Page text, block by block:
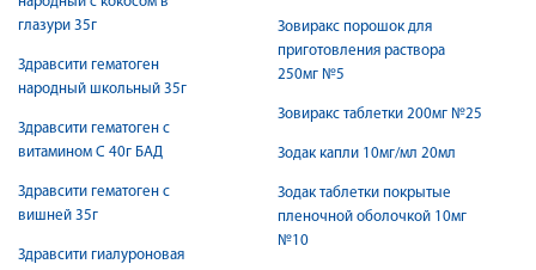
глазури 35г
Здравсити гематоген
народный школьный 35г
Здравсити гематоген с
витамином С 40г БАД
Здравсити гематоген с
вишней 35г
Здравсити гиалуроновая
Зовиракс порошок для
приготовления раствора
250мг №5
Зовиракс таблетки 200мг №25
Зодак капли 10мг/мл 20мл
Зодак таблетки покрытые
пленочной оболочкой 10мг
№10